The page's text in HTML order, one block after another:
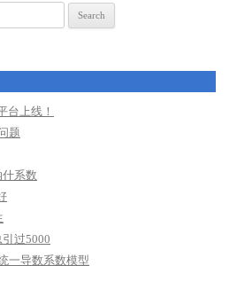
台上线！
题
系数
引过5000
一导数系数模型